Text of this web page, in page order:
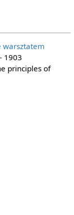
warsztatem
1903
principles of